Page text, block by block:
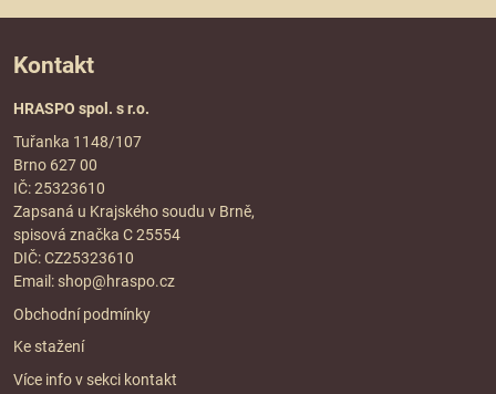
Kontakt
HRASPO spol. s r.o.
Tuřanka 1148/107
Brno 627 00
IČ: 25323610
Zapsaná u Krajského soudu v Brně,
spisová značka C 25554
DIČ: CZ25323610
Email: shop@hraspo.cz
Obchodní podmínky
Ke stažení
Více info v sekci kontakt